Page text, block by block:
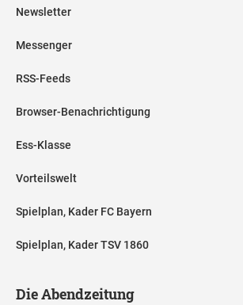
Newsletter
Messenger
RSS-Feeds
Browser-Benachrichtigung
Ess-Klasse
Vorteilswelt
Spielplan, Kader FC Bayern
Spielplan, Kader TSV 1860
Die Abendzeitung